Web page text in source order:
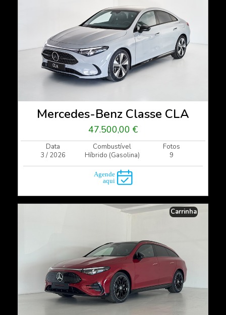
Mercedes-Benz Classe CLA
47.500,00 €
Data
3 / 2026
Combustível
Híbrido (Gasolina)
Fotos
9
Carrinha